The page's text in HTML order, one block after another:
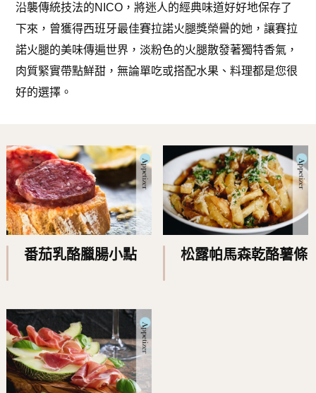
沿襲傳統技法的NICO，將迷人的經典味道好好地保存了
下來，曾獲得西班牙最佳賽拉諾火腿獎榮譽的她，讓賽拉
諾火腿的美味傳遍世界，淡粉色的火腿散發著獨特香氣，
肉質緊實帶點鮮甜，無論單吃或搭配水果、料理都是您很
好的選擇。
番茄乳酪臘腸小點 松露帕馬森乾酪薯條